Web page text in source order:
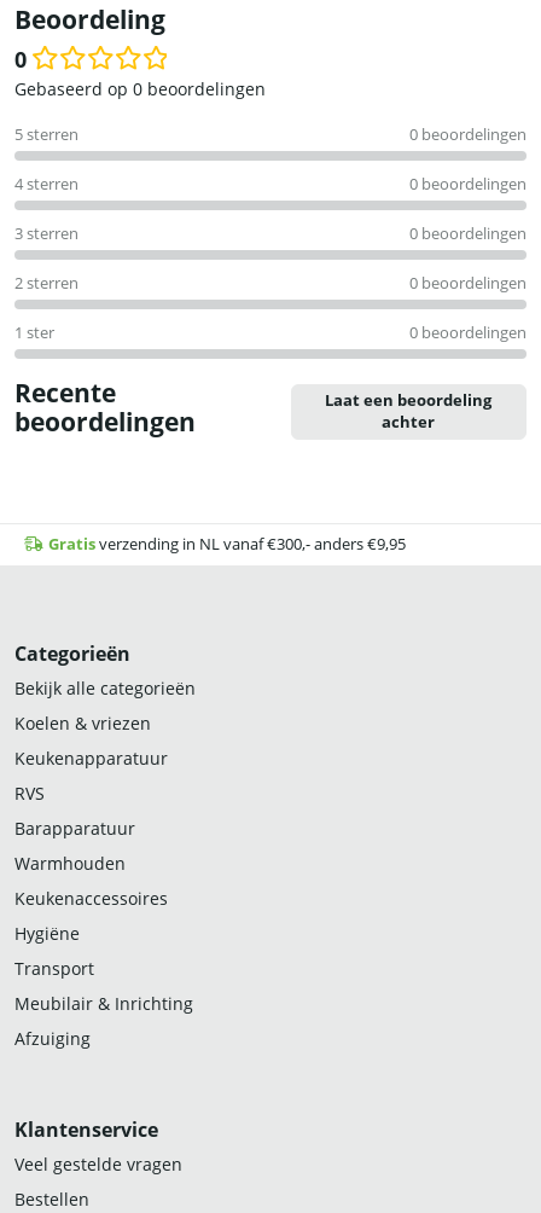
Beoordeling
0
Waardering
uit
5
Gebaseerd op 0 beoordelingen
5 sterren 0 beoordelingen
4 sterren 0 beoordelingen
3 sterren 0 beoordelingen
2 sterren 0 beoordelingen
1 ster 0 beoordelingen
Recente
beoordelingen
Laat een beoordeling
achter
Gratisverzending in NL vanaf €300,- anders €9,95
Categorieën
Bekijk alle categorieën
Koelen & vriezen
Keukenapparatuur
RVS
Barapparatuur
Warmhouden
Keukenaccessoires
Hygiëne
Transport
Meubilair & Inrichting
Afzuiging
Klantenservice
Veel gestelde vragen
Bestellen